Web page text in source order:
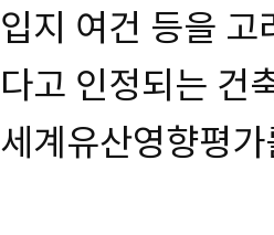
입지 여건 등을 고
다고 인정되는 건
세계유산영향평